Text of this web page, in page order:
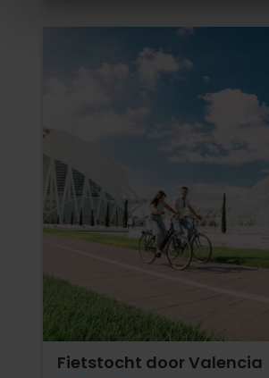
Fietstocht door Valencia